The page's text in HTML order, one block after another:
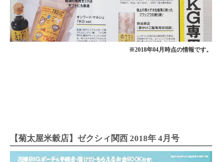
※2018年04月時点の情報です。
【菊太屋米穀店】ゼクシィ関西 2018年 4月号